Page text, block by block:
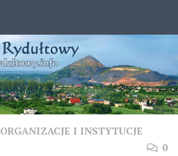
ORGANIZACJE I INSTYTUCJE
0